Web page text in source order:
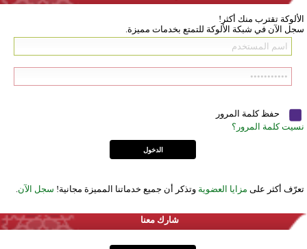
الألوكة تقترب منك أكثر!
سجل الآن في شبكة الألوكة للتمتع بخدمات مميزة.
حفظ كلمة المرور
نسيت كلمة المرور؟
تعرّف أكثر على مزايا العضوية وتذكر أن جميع خدماتنا المميزة مجانية! سجل الآن.
شارك معنا